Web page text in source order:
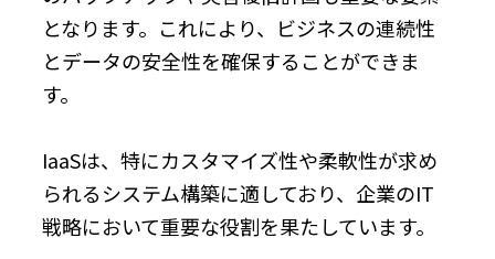
となります。これにより、ビジネスの連続性
とデータの安全性を確保することができま
す。
IaaSは、特にカスタマイズ性や柔軟性が求め
られるシステム構築に適しており、企業のIT
戦略において重要な役割を果たしています。